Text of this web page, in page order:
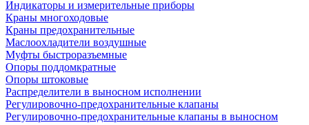
Индикаторы и измерительные приборы
Краны многоходовые
Краны предохранительные
Маслоохладители воздушные
Муфты быстроразъемные
Опоры поддомкратные
Опоры штоковые
Распределители в выносном исполнении
Регулировочно-предохранительные клапаны
Регулировочно-предохранительные клапаны в выносном